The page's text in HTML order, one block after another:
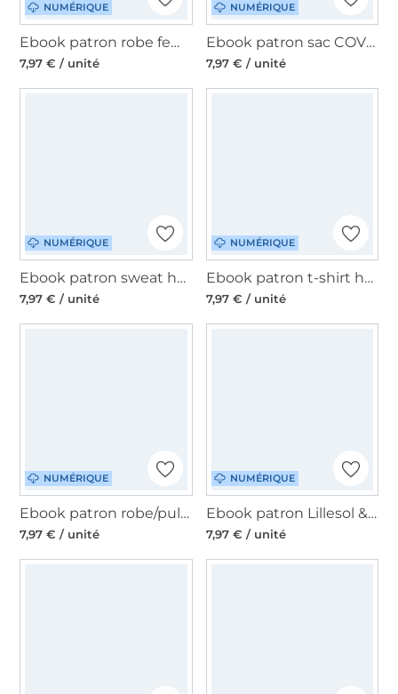
NUMÉRIQUE
Ebook patron robe femme Altea Lillesol & Pelle, en allemand
7,97 € / unité
NUMÉRIQUE
Ebook patron sac COVETA Lillesol & Pelle, en allemand
7,97 € / unité
NUMÉRIQUE
Ebook patron sweat homme Lillesol & Pelle, en allemand
7,97 € / unité
NUMÉRIQUE
Ebook patron t-shirt homme Longsleeve Lillesol & Pelle, en allemand
7,97 € / unité
NUMÉRIQUE
Ebook patron robe/pullover femme Estela Lillesol & Pelle, en allemand
7,97 € / unité
NUMÉRIQUE
Ebook patron Lillesol & Pelle Pullover mit Kragen Vinta, en allemand
7,97 € / unité